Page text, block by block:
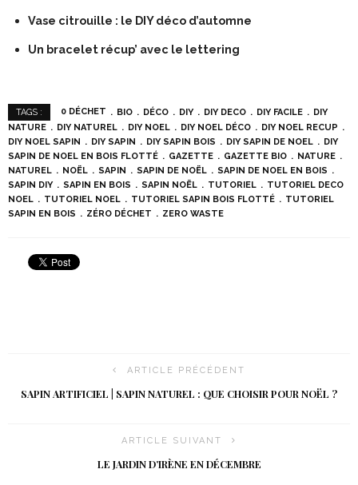
Vase citrouille : le DIY déco d’automne
Un bracelet récup’ avec le lettering
TAGS : 0 DÉCHET BIO DÉCO DIY DIY DECO DIY FACILE
DIY
NATURE
DIY NATUREL DIY NOEL DIY NOEL DÉCO
DIY NOEL RECUP
DIY NOEL SAPIN
DIY SAPIN DIY SAPIN BOIS DIY SAPIN DE NOEL
DIY
SAPIN DE NOEL EN BOIS FLOTTÉ
GAZETTE GAZETTE BIO
NATURE
NATUREL
NOËL SAPIN SAPIN DE NOËL
SAPIN DE NOEL EN BOIS
SAPIN DIY
SAPIN EN BOIS SAPIN NOËL TUTORIEL
TUTORIEL DECO
NOEL
TUTORIEL NOEL TUTORIEL SAPIN BOIS FLOTTÉ
TUTORIEL
SAPIN EN BOIS
ZÉRO DÉCHET ZERO WASTE
ARTICLE PRÉCÉDENT
SAPIN ARTIFICIEL | SAPIN NATUREL : QUE CHOISIR POUR NOËL ?
ARTICLE SUIVANT
LE JARDIN D’IRÈNE EN DÉCEMBRE